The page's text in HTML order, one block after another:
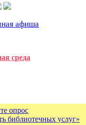
афиша
среда
опрос
библиотечных услуг»